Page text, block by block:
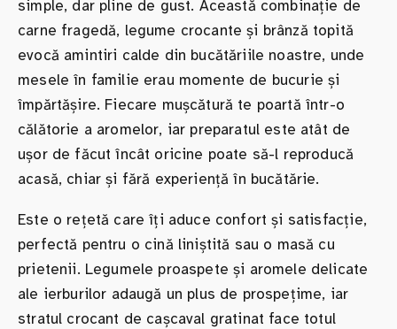
simple, dar pline de gust. Această combinație de
carne fragedă, legume crocante și brânză topită
evocă amintiri calde din bucătăriile noastre, unde
mesele în familie erau momente de bucurie și
împărtășire. Fiecare mușcătură te poartă într-o
călătorie a aromelor, iar preparatul este atât de
ușor de făcut încât oricine poate să-l reproducă
acasă, chiar și fără experiență în bucătărie.
Este o rețetă care îți aduce confort și satisfacție,
perfectă pentru o cină liniștită sau o masă cu
prietenii. Legumele proaspete și aromele delicate
ale ierburilor adaugă un plus de prospețime, iar
stratul crocant de cașcaval gratinat face totul